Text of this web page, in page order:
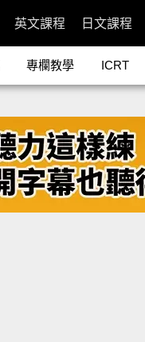
英文課程 日文課程
專欄教學 ICRT